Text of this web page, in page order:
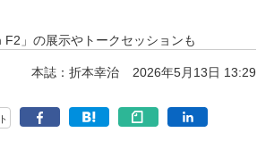
F2」の展示やトークセッションも
本誌：折本幸治 2026年5月13日 13:29